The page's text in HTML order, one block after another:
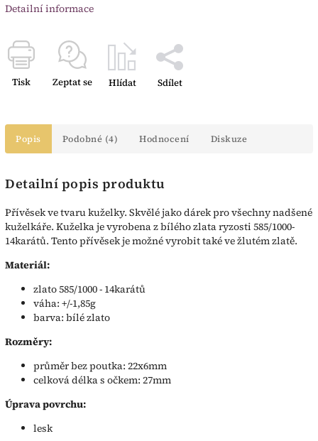
Detailní informace
Tisk Zeptat se Hlídat Sdílet
Popis Podobné (4) Hodnocení Diskuze
Detailní popis produktu
Přívěsek ve tvaru kuželky. Skvělé jako dárek pro všechny nadšené
kuželkáře. Kuželka je vyrobena z bílého zlata ryzosti 585/1000-
14karátů. Tento přívěsek je možné vyrobit také ve žlutém zlatě.
Materiál:
zlato 585/1000 - 14karátů
váha: +/-1,85g
barva: bílé zlato
Rozměry:
průměr bez poutka: 22x6mm
celková délka s očkem: 27mm
Úprava povrchu:
lesk